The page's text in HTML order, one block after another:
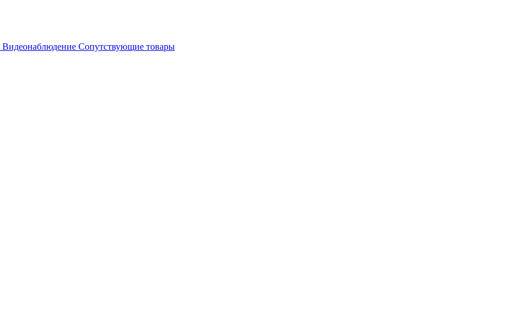
Видеонаблюдение Сопутствующие товары